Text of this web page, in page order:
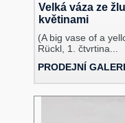
Velká váza ze
květinami
(A big vase of a
Rückl, 1. čtvrtina...
PRODEJNÍ